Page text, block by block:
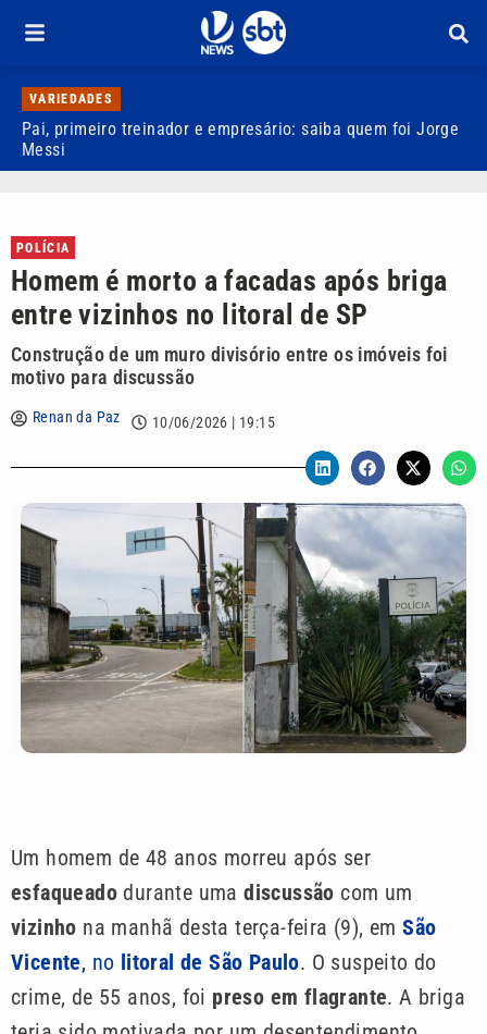
VARIEDADES
Pai, primeiro treinador e empresário: saiba quem foi Jorge
Messi
POLÍCIA
Homem é morto a facadas após briga
entre vizinhos no litoral de SP
Construção de um muro divisório entre os imóveis foi
motivo para discussão
Renan da Paz 10/06/2026 | 19:15
Um homem de 48 anos morreu após ser
esfaqueado durante umadiscussão com um
vizinho na manhã desta terça-feira (9), emSão
Vicente, no litoral de São Paulo. O suspeito do
crime, de 55 anos, foi preso em flagrante. A briga